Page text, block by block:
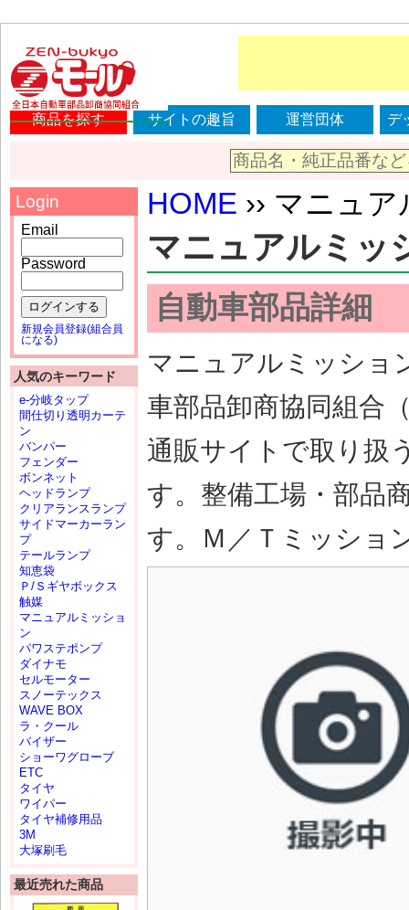
商品を探す サイトの趣旨 運営団体 デ
HOME ›› マニュ
マニュアルミッ
自動車部品詳細
マニュアルミッショ
車部品卸商協同組合
通販サイトで取り扱
す。整備工場・部品
す。Ｍ／Ｔミッショ
Login
Email
Password
ログインする
新規会員登録(組合員
になる)
人気のキーワード
e-分岐タップ
間仕切り透明カーテ
ン
バンパー
フェンダー
ボンネット
ヘッドランプ
クリアランスランプ
サイドマーカーラン
プ
テールランプ
知恵袋
Ｐ/Ｓギヤボックス
触媒
マニュアルミッショ
ン
パワステポンプ
ダイナモ
セルモーター
スノーテックス
WAVE BOX
ラ・クール
バイザー
ショーワグローブ
ETC
タイヤ
ワイパー
タイヤ補修用品
3M
大塚刷毛
最近売れた商品